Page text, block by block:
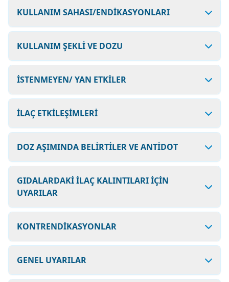
KULLANIM SAHASI/ENDİKASYONLARI
KULLANIM ŞEKLİ VE DOZU
İSTENMEYEN/ YAN ETKİLER
İLAÇ ETKİLEŞİMLERİ
DOZ AŞIMINDA BELİRTİLER VE ANTİDOT
GIDALARDAKİ İLAÇ KALINTILARI İÇİN
UYARILAR
KONTRENDİKASYONLAR
GENEL UYARILAR